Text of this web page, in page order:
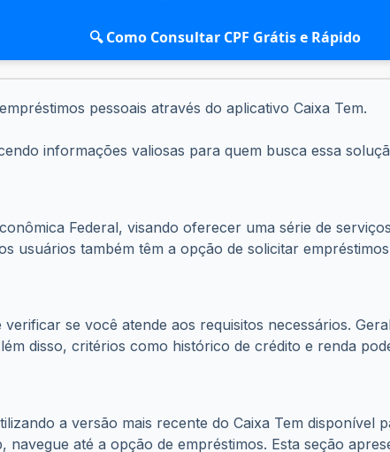
🔍 Como Consultar CPF Grátis e Rápido
pessoais através do aplicativo Caixa Tem.
informações valiosas para quem busca essa
Federal, visando oferecer uma série de
usuários também têm a opção de solicitar
se você atende aos requisitos necessários.
disso, critérios como histórico de crédito e renda
a versão mais recente do Caixa Tem disponível
navegue até a opção de empréstimos. Esta seção